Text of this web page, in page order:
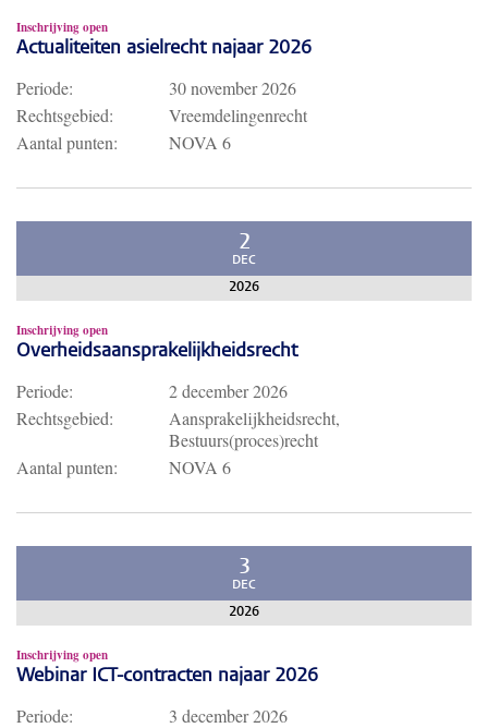
Inschrijving open
Actualiteiten asielrecht najaar 2026
Periode:
30 november 2026
Rechtsgebied:
Vreemdelingenrecht
Aantal punten:
NOVA 6
2
DEC
2026
Inschrijving open
Overheidsaansprakelijkheidsrecht
Periode:
2 december 2026
Rechtsgebied:
Aansprakelijkheidsrecht,
Bestuurs(proces)recht
Aantal punten:
NOVA 6
3
DEC
2026
Inschrijving open
Webinar ICT-contracten najaar 2026
Periode: 3 december 2026